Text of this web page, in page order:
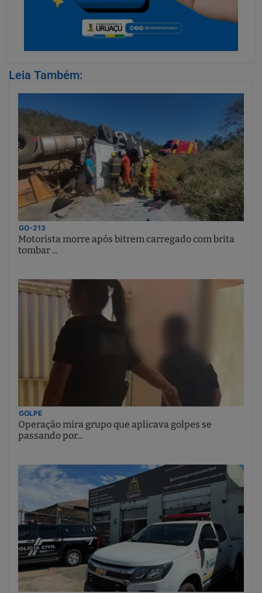
Leia Também:
GO-213
Motorista morre após bitrem carregado com brita
tombar ...
GOLPE
Operação mira grupo que aplicava golpes se
passando por...